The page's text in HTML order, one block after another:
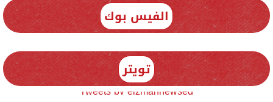
الفيس بوك
تويتر
Tweets by elzmannewseg